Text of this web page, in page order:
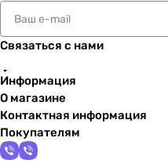
Связаться с нами
Информация
О магазине
Контактная информация
Покупателям